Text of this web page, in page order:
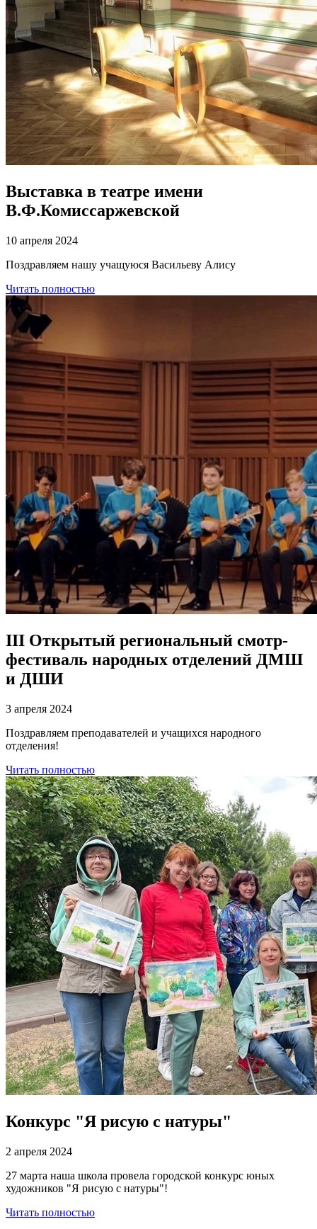
Выставка в театре имени
В.Ф.Комиссаржевской
10 апреля 2024
Поздравляем нашу учащуюся Васильеву Алису
Читать полностью
III Открытый региональный смотр-
фестиваль народных отделений ДМШ
и ДШИ
3 апреля 2024
Поздравляем преподавателей и учащихся народного
отделения!
Читать полностью
Конкурс "Я рисую с натуры"
2 апреля 2024
27 марта наша школа провела городской конкурс юных
художников "Я рисую с натуры"!
Читать полностью